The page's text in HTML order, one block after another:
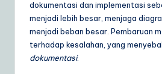
dokumentasi dan implementasi
menjadi lebih besar, menjaga
menjadi beban besar. Pembaruan
terhadap kesalahan, yang
dokumentasi.